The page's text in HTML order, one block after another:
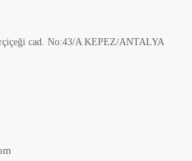
cad. No:43/A KEPEZ/ANTALYA